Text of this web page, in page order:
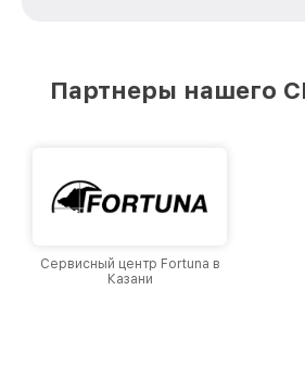
Казани, постоянно повышая
Партнеры нашего
Сервисный центр Fortuna в
Казани